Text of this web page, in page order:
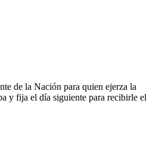
de la Nación para quien ejerza la
y fija el día siguiente para recibirle el